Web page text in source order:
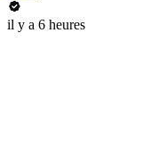
il y a 6 heures